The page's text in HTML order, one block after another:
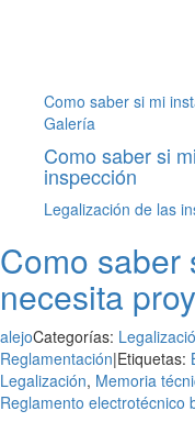
Como saber si mi
Galería
Como saber si
inspección
Legalización de las
Como saber
necesita
alejoCategorías:
Reglamentación|Etiquetas:
Legalización, Memoria
Reglamento electrotécnico